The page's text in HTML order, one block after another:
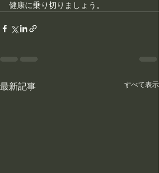
健康に乗り切りましょう。
最新記事 すべて表示